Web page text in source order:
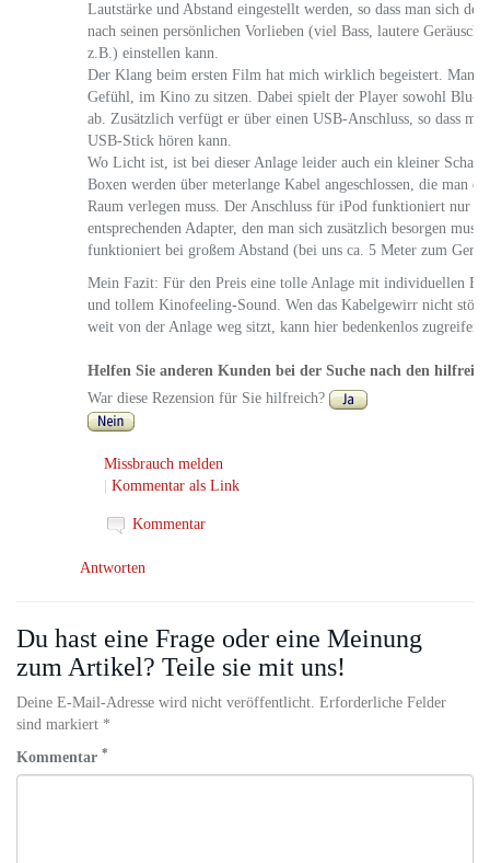
Lautstärke und Abstand eingestellt werden, so dass man sich
nach seinen persönlichen Vorlieben (viel Bass, lautere
z.B.) einstellen kann.
Der Klang beim ersten Film hat mich wirklich begeistert. Man
Gefühl, im Kino zu sitzen. Dabei spielt der Player sowohl Blu-
ab. Zusätzlich verfügt er über einen USB-Anschluss, so dass
USB-Stick hören kann.
Wo Licht ist, ist bei dieser Anlage leider auch ein kleiner
Boxen werden über meterlange Kabel angeschlossen, die man
Raum verlegen muss. Der Anschluss für iPod funktioniert nur
entsprechenden Adapter, den man sich zusätzlich besorgen
funktioniert bei großem Abstand (bei uns ca. 5 Meter zum
Mein Fazit: Für den Preis eine tolle Anlage mit individuellen
und tollem Kinofeeling-Sound. Wen das Kabelgewirr nicht
weit von der Anlage weg sitzt, kann hier bedenkenlos zugreifen.
Helfen Sie anderen Kunden bei der Suche nach den
War diese Rezension für Sie hilfreich?
Missbrauch melden
Kommentar als Link
Kommentar
Antworten
Du hast eine Frage oder eine Meinung
zum Artikel? Teile sie mit uns!
Deine E-Mail-Adresse wird nicht veröffentlicht. Erforderliche Felder
sind markiert *
Kommentar *